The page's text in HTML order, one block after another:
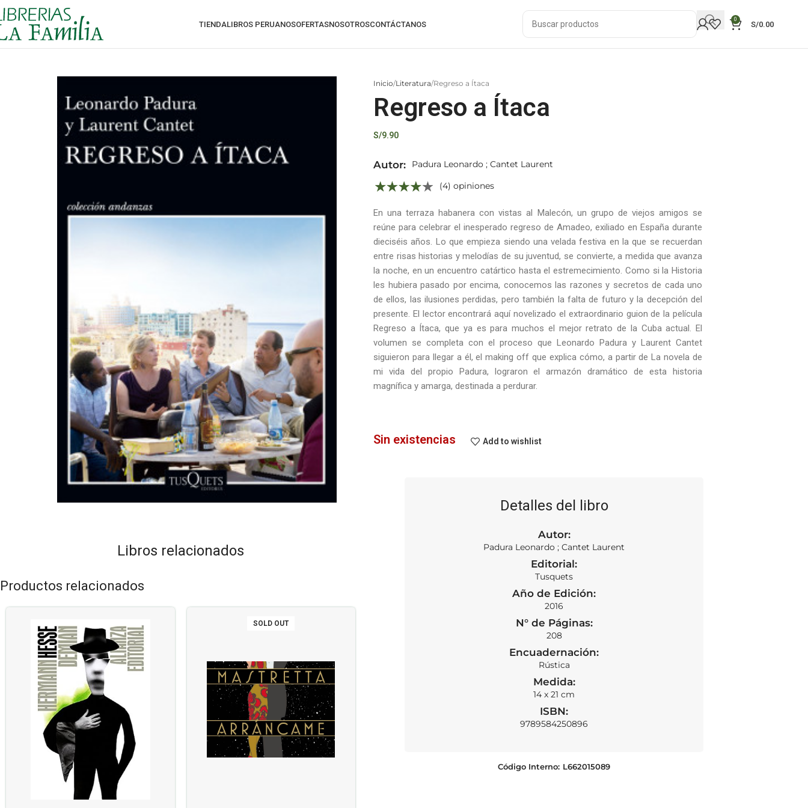
TIENDALIBROS PERUANOSOFERTASNOSOTROSCONTÁCTANOS
0
S/0.00
Inicio Literatura Regreso a Ítaca
Regreso a Ítaca
S/9.90
Autor:
Padura Leonardo ; Cantet Laurent
(4) opiniones
En una terraza habanera con vistas al Malecón, un grupo de viejos amigos se
reúne para celebrar el inesperado regreso de Amadeo, exiliado en España durante
dieciséis años. Lo que empieza siendo una velada festiva en la que se recuerdan
entre risas historias y melodías de su juventud, se convierte, a medida que avanza
la noche, en un encuentro catártico hasta el estremecimiento. Como si la Historia
les hubiera pasado por encima, conocemos las razones y secretos de cada uno
de ellos, las ilusiones perdidas, pero también la falta de futuro y la decepción del
presente. El lector encontrará aquí novelizado el extraordinario guion de la película
Regreso a Ítaca, que ya es para muchos el mejor retrato de la Cuba actual. El
volumen se completa con el proceso que Leonardo Padura y Laurent Cantet
siguieron para llegar a él, el making off que explica cómo, a partir de La novela de
mi vida del propio Padura, lograron el armazón dramático de esta historia
magnífica y amarga, destinada a perdurar.
Sin existencias Add to wishlist
Libros relacionados
Productos relacionados
SOLD OUT
Detalles del libro
Autor:
Padura Leonardo ; Cantet Laurent
Editorial:
Tusquets
Año de Edición:
2016
N° de Páginas:
208
Encuadernación:
Rústica
Medida:
14 x 21 cm
ISBN:
9789584250896
Código Interno: L662015089